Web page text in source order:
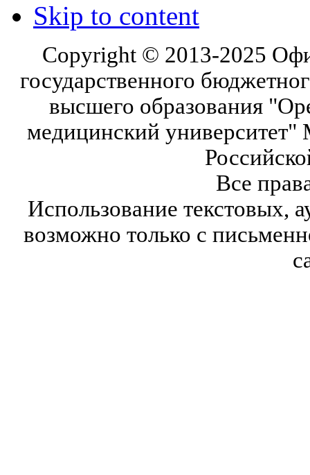
Skip to content
Copyright © 2013-2025
государственного
высшего образования
медицинский университет"
Все
Использование текстовых,
возможно только с